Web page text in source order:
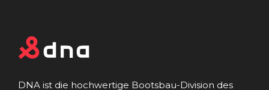
DNA ist die hochwertige Bootsbau-Division des